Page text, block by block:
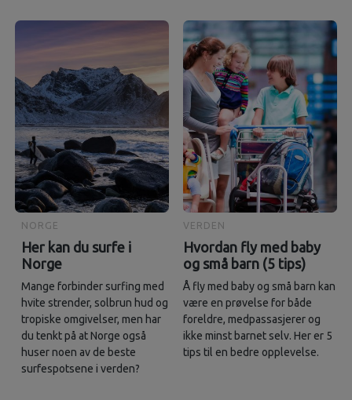
NORGE
Her kan du surfe i
Norge
Mange forbinder surfing med
hvite strender, solbrun hud og
tropiske omgivelser, men har
du tenkt på at Norge også
huser noen av de beste
surfespotsene i verden?
VERDEN
Hvordan fly med baby
og små barn (5 tips)
Å fly med baby og små barn kan
være en prøvelse for både
foreldre, medpassasjerer og
ikke minst barnet selv. Her er 5
tips til en bedre opplevelse.